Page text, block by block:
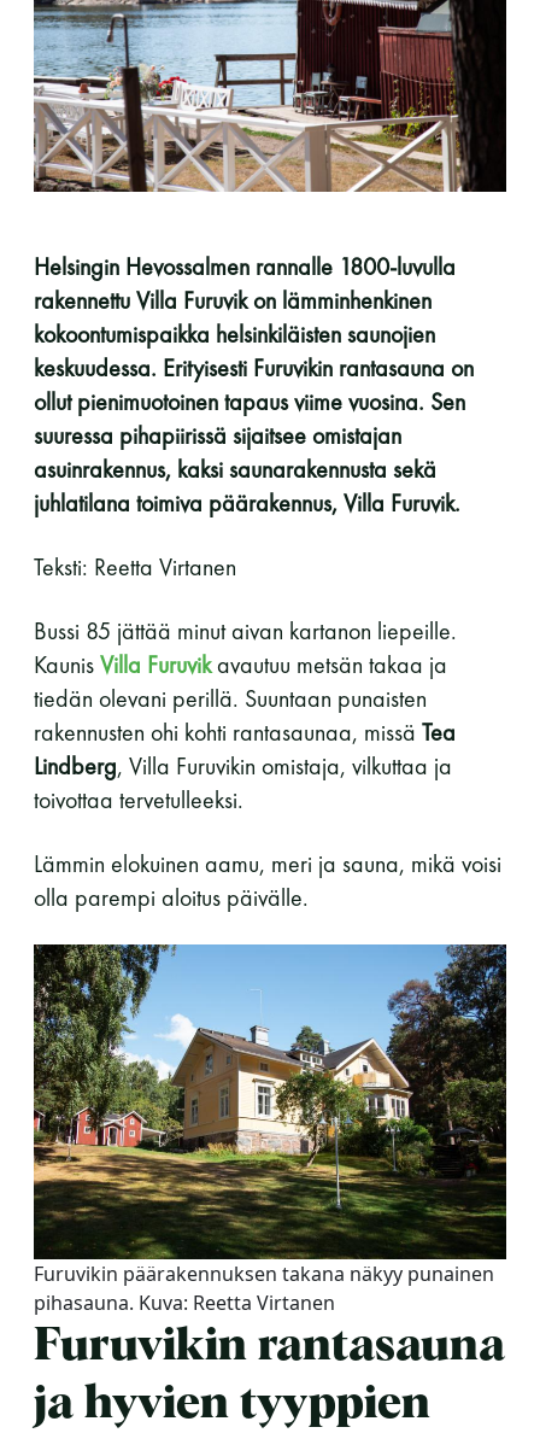
-Naisten päivät ovat maanantai ja
torstai
-Miesten päivät tiistai, keskiviikko,
perjantai ja lauantai
jaettu lauantai
Hinnasto
Jäsen
Vieras jäsenen seurassa
Lapsi alle 7 v.
ilmainen
11 saunomiskerran kortti
3kk kortti - M / N
275€ / 115€
Vuosikortti - M / N
Suomen Saunaseura ry
Vaskiniementie 10, 00200 Helsinki
Kahvio/kassa 050 372 4167
(saunojen aukioloaikana)
Y-tunnus: 0116872-9
Tietosuojaseloste
Helsingin Hevossalmen rannalle 1800-luvulla
rakennettu Villa Furuvik on lämminhenkinen
kokoontumispaikka helsinkiläisten saunojien
keskuudessa. Erityisesti Furuvikin rantasauna on
ollut pienimuotoinen tapaus viime vuosina. Sen
suuressa pihapiirissä sijaitsee omistajan
asuinrakennus, kaksi saunarakennusta sekä
juhlatilana toimiva päärakennus, Villa Furuvik.
Teksti: Reetta Virtanen
Bussi 85 jättää minut aivan kartanon liepeille.
KaunisVilla Furuvikavautuu metsän takaa ja
tiedän olevani perillä. Suuntaan punaisten
rakennusten ohi kohti rantasaunaa, missä Tea
Lindberg, Villa Furuvikin omistaja, vilkuttaa ja
toivottaa tervetulleeksi.
Lämmin elokuinen aamu, meri ja sauna, mikä voisi
olla parempi aloitus päivälle.
Furuvikin päärakennuksen takana näkyy punainen
pihasauna. Kuva: Reetta Virtanen
Furuvikin rantasauna
ja hyvien tyyppien